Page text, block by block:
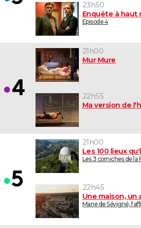
23h50
Enquête à haut
Episode 4
21h00
Mur Mure
22h55
Ma version de
21h00
Les 100 lieux
Les 3 corniches de la
22h45
Une maison, un
Marie de Sévigné,